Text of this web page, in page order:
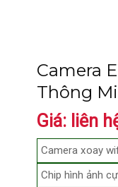
Camera
Thông
Giá: liên
Camera xoay
Chip hình ảnh